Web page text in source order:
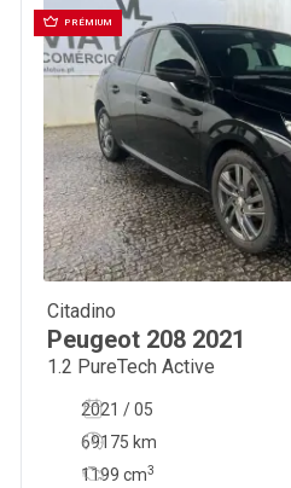
PRÉMIUM
Citadino
Peugeot 208 2021
1.2 PureTech Active
2021 / 05
69175 km
1199 cm3